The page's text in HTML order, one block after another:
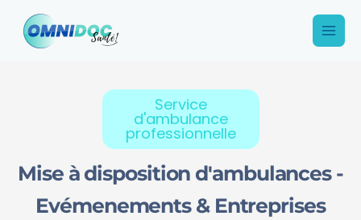
contenu
Main
Service
d'ambulance
professionnelle
Mise à disposition d'ambulances -
Evémenements & Entreprises